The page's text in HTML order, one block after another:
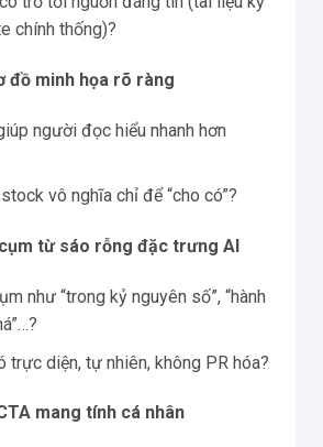
chính thống)?
đồ minh họa rõ ràng
người đọc hiểu nhanh hơn
vô nghĩa chỉ để “cho có”?
từ sáo rỗng đặc trưng AI
như “trong kỷ nguyên số”, “hành
trực diện, tự nhiên, không PR hóa?
mang tính cá nhân